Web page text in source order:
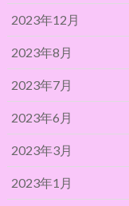
2023年12月
2023年8月
2023年7月
2023年6月
2023年3月
2023年1月